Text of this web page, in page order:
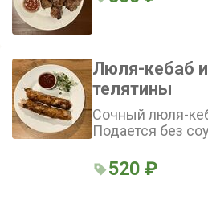
Люля-кебаб
телятины
Сочный люля-
Подается без
520 ₽